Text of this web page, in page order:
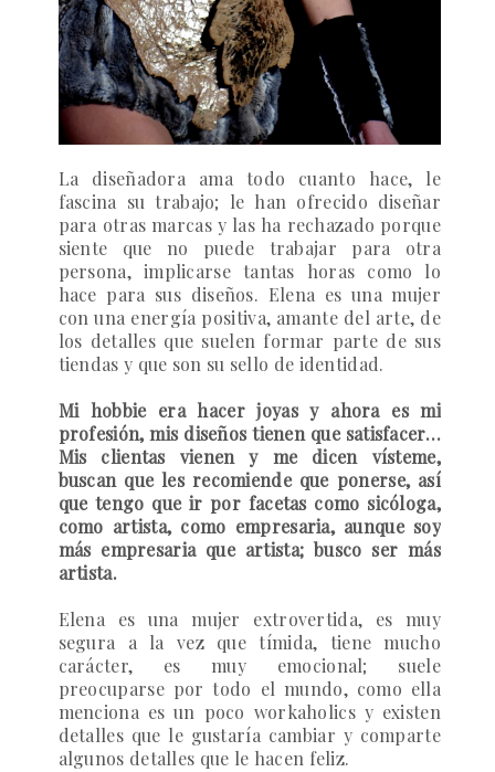
La diseñadora ama todo cuanto hace, le
fascina su trabajo; le han ofrecido diseñar
para otras marcas y las ha rechazado porque
siente que no puede trabajar para otra
persona, implicarse tantas horas como lo
hace para sus diseños. Elena es una mujer
con una energía positiva, amante del arte, de
los detalles que suelen formar parte de sus
tiendas y que son su sello de identidad.
Mi hobbie era hacer joyas y ahora es mi
profesión, mis diseños tienen que satisfacer…
Mis clientas vienen y me dicen vísteme,
buscan que les recomiende que ponerse, así
que tengo que ir por facetas como sicóloga,
como artista, como empresaria, aunque soy
más empresaria que artista; busco ser más
artista.
Elena es una mujer extrovertida, es muy
segura a la vez que tímida, tiene mucho
carácter, es muy emocional; suele
preocuparse por todo el mundo, como ella
menciona es un poco workaholics y existen
detalles que le gustaría cambiar y comparte
algunos detalles que le hacen feliz.